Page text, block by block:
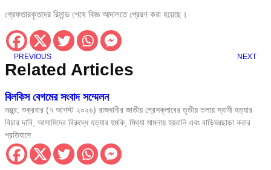
গ্রেফতারকৃতদের রিমান্ড শেষে বিজ্ঞ আদালতে প্রেরণ করা হয়েছে।
PREVIOUS NEXT
Related Articles
বিলকিস বেগমের সংবাদ সম্মেলন
মঞ্জুর: শুক্রবার (৭ আগস্ট ২০২৬) রাজধানীর জাতীয় প্রেসক্লাবের তৃতীয় তলায় স্বামী হত্যার
বিচার দাবি, আসামিদের বিরুদ্ধে হত্যার হুমকি, মিথ্যা মামলায় হয়রানি এবং বাড়িঘরছাড়া করার
প্রতিবাদে